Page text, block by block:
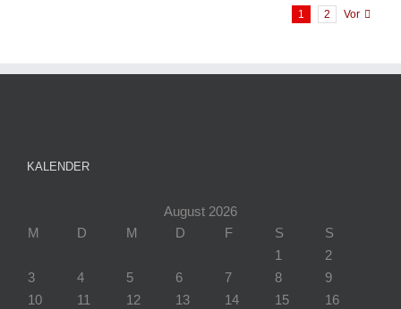
1 2 Vor
KALENDER
August 2026
M
D M D F S
S
1
2
3
4 5 6 7 8
9
10
11 12 13 14 15
16